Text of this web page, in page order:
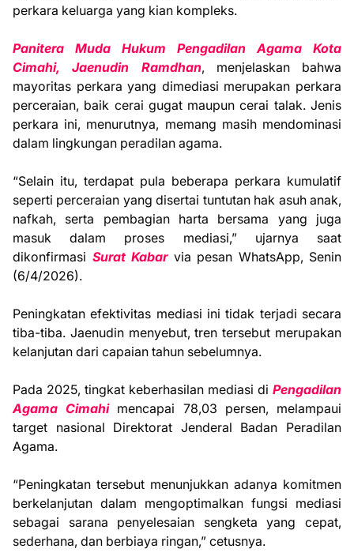
perkara keluarga yang kian kompleks.
Panitera Muda Hukum Pengadilan Agama Kota
Cimahi, Jaenudin Ramdhan, menjelaskan bahwa
mayoritas perkara yang dimediasi merupakan perkara
perceraian, baik cerai gugat maupun cerai talak. Jenis
perkara ini, menurutnya, memang masih mendominasi
dalam lingkungan peradilan agama.
“Selain itu, terdapat pula beberapa perkara kumulatif
seperti perceraian yang disertai tuntutan hak asuh anak,
nafkah, serta pembagian harta bersama yang juga
masuk dalam proses mediasi,” ujarnya saat
dikonfirmasi Surat Kabarvia pesan WhatsApp, Senin
(6/4/2026).
Peningkatan efektivitas mediasi ini tidak terjadi secara
tiba-tiba. Jaenudin menyebut, tren tersebut merupakan
kelanjutan dari capaian tahun sebelumnya.
Pada 2025, tingkat keberhasilan mediasi di Pengadilan
Agama Cimahimencapai 78,03 persen, melampaui
target nasional Direktorat Jenderal Badan Peradilan
Agama.
“Peningkatan tersebut menunjukkan adanya komitmen
berkelanjutan dalam mengoptimalkan fungsi mediasi
sebagai sarana penyelesaian sengketa yang cepat,
sederhana, dan berbiaya ringan,” cetusnya.